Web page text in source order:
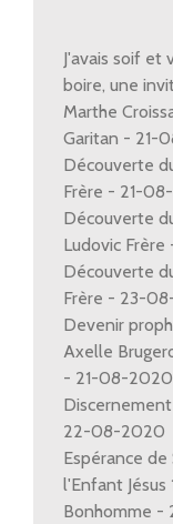
J'avais soif et
boire, une
Marthe
Garitan - 21-
Découverte
Frère - 21-
Découverte
Ludovic
Découverte
Frère - 23-
Devenir
Axelle
- 21-08-2020
22-08-2020
Espérance
l'Enfant Jésus
Bonhomme